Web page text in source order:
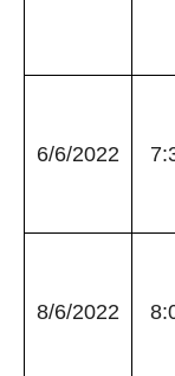
6/6/2022
8/6/2022